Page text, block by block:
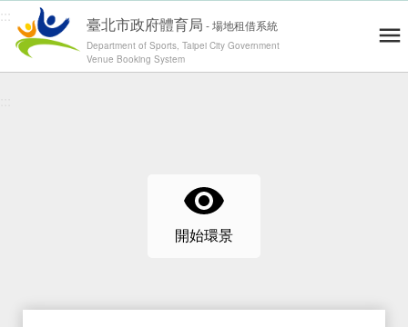
::: 臺北市政府體育局 -場地租借系統
Department of Sports, Taipei City Government
Venue Booking System
精彩賽事 Highlights
開始環景